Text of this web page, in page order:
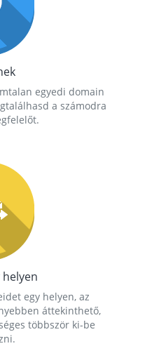
egyedi domain
a számodra
egy helyen, az
áttekinthető,
többször ki-be